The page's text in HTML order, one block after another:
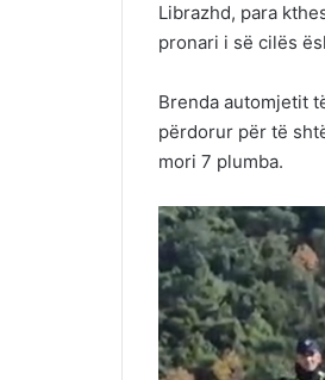
Librazhd, para
pronari i së cilës
Brenda automjetit
përdorur për të
mori 7 plumba.